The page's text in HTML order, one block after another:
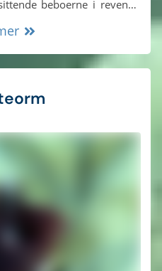
beboerne i revene,
mat og slipper viktige